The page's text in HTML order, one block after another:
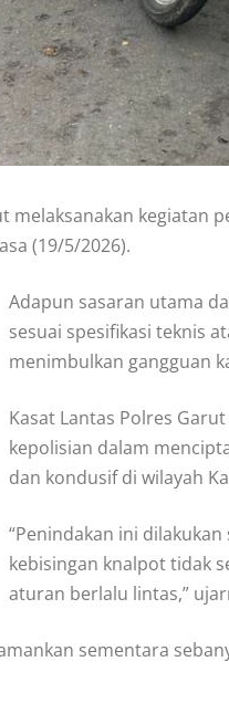
melaksanakan
(19/5/2026).
Adapun sasaran utama
sesuai spesifikasi teknis
menimbulkan gangguan
Kasat Lantas Polres
kepolisian dalam
dan kondusif di wilayah
“Penindakan ini
kebisingan knalpot tidak
aturan berlalu lintas,”
sementara